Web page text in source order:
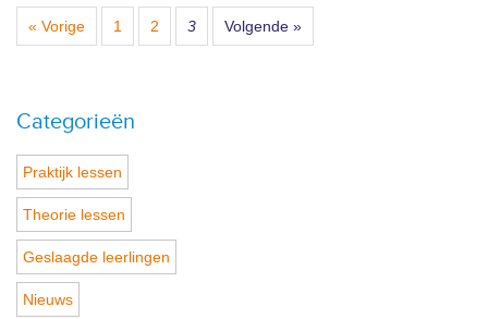
« Vorige 1 2 3 Volgende »
Categorieën
Praktijk lessen
Theorie lessen
Geslaagde leerlingen
Nieuws